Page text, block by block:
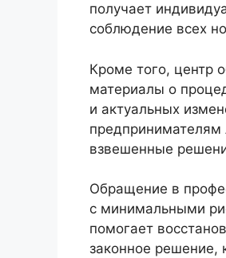
получает
соблюдение всех
Кроме того, центр
материалы о
и актуальных
предпринимателям
взвешенные
Обращение в
с минимальными
помогает
законное решение,